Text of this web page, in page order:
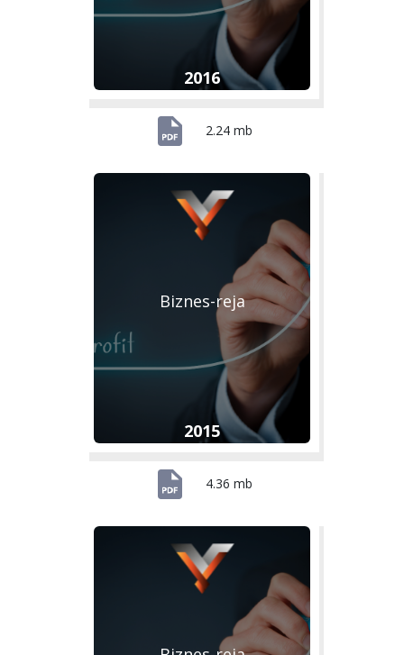
2016
2.24 mb
Biznes-reja
2015
4.36 mb